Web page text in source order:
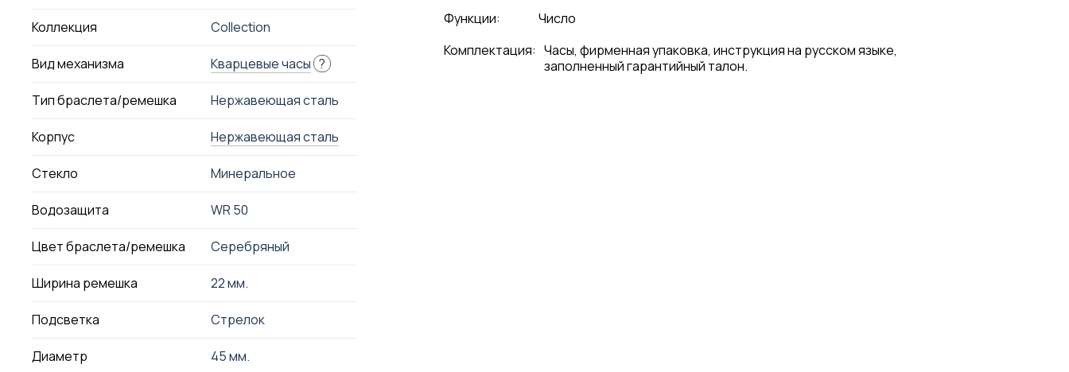
Коллекция Collection
Вид механизма Кварцевые часы ?
Тип браслета/ремешка Нержавеющая сталь
Корпус Нержавеющая сталь
Стекло Минеральное
Водозащита WR 50
Цвет браслета/ремешка Серебряный
Ширина ремешка 22 мм.
Подсветка Стрелок
Диаметр 45 мм.
Функции:
Число
Комплектация: Часы, фирменная упаковка, инструкция на русском языке,
заполненный гарантийный талон.